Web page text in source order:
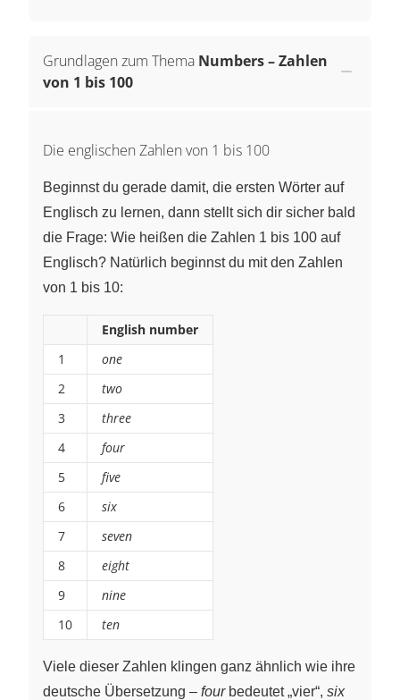
Grundlagen zum Thema Numbers – Zahlen
von 1 bis 100
Die englischen Zahlen von 1 bis 100
Beginnst du gerade damit, die ersten Wörter auf
Englisch zu lernen, dann stellt sich dir sicher bald
die Frage: Wie heißen die Zahlen 1 bis 100 auf
Englisch? Natürlich beginnst du mit den Zahlen
von 1 bis 10:
English number
1
one
2
two
3
three
4
four
5
five
6
six
7
seven
8
eight
9
nine
10
ten
Viele dieser Zahlen klingen ganz ähnlich wie ihre
deutsche Übersetzung – fourbedeutet „vier“, six